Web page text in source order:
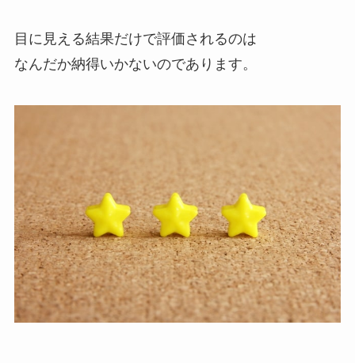
目に見える結果だけで評価されるのは
なんだか納得いかないのであります。